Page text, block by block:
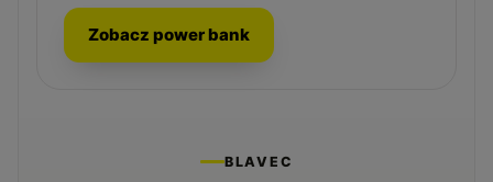
Zobacz power bank
BLAVEC